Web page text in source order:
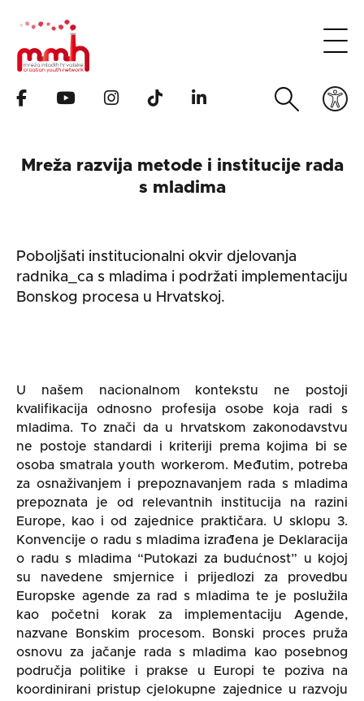
Mreža razvija metode i institucije rada
s mladima
Poboljšati institucionalni okvir djelovanja
radnika_ca s mladima i podržati implementaciju
Bonskog procesa u Hrvatskoj.
U našem nacionalnom kontekstu ne postoji
kvalifikacija odnosno profesija osobe koja radi s
mladima. To znači da u hrvatskom zakonodavstvu
ne postoje standardi i kriteriji prema kojima bi se
osoba smatrala youth workerom. Međutim, potreba
za osnaživanjem i prepoznavanjem rada s mladima
prepoznata je od relevantnih institucija na razini
Europe, kao i od zajednice praktičara. U sklopu 3.
Konvencije o radu s mladima izrađena je Deklaracija
o radu s mladima “Putokazi za budućnost” u kojoj
su navedene smjernice i prijedlozi za provedbu
Europske agende za rad s mladima te je poslužila
kao početni korak za implementaciju Agende,
nazvane Bonskim procesom. Bonski proces pruža
osnovu za jačanje rada s mladima kao posebnog
područja politike i prakse u Europi te poziva na
koordinirani pristup cjelokupne zajednice u razvoju